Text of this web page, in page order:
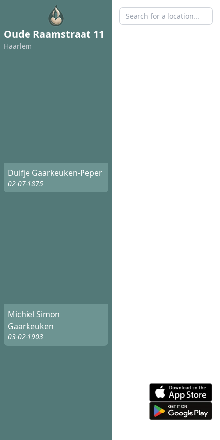
Oude Raamstraat 11
Haarlem
Duifje Gaarkeuken-Peper
02-07-1875
Michiel Simon
Gaarkeuken
03-02-1903